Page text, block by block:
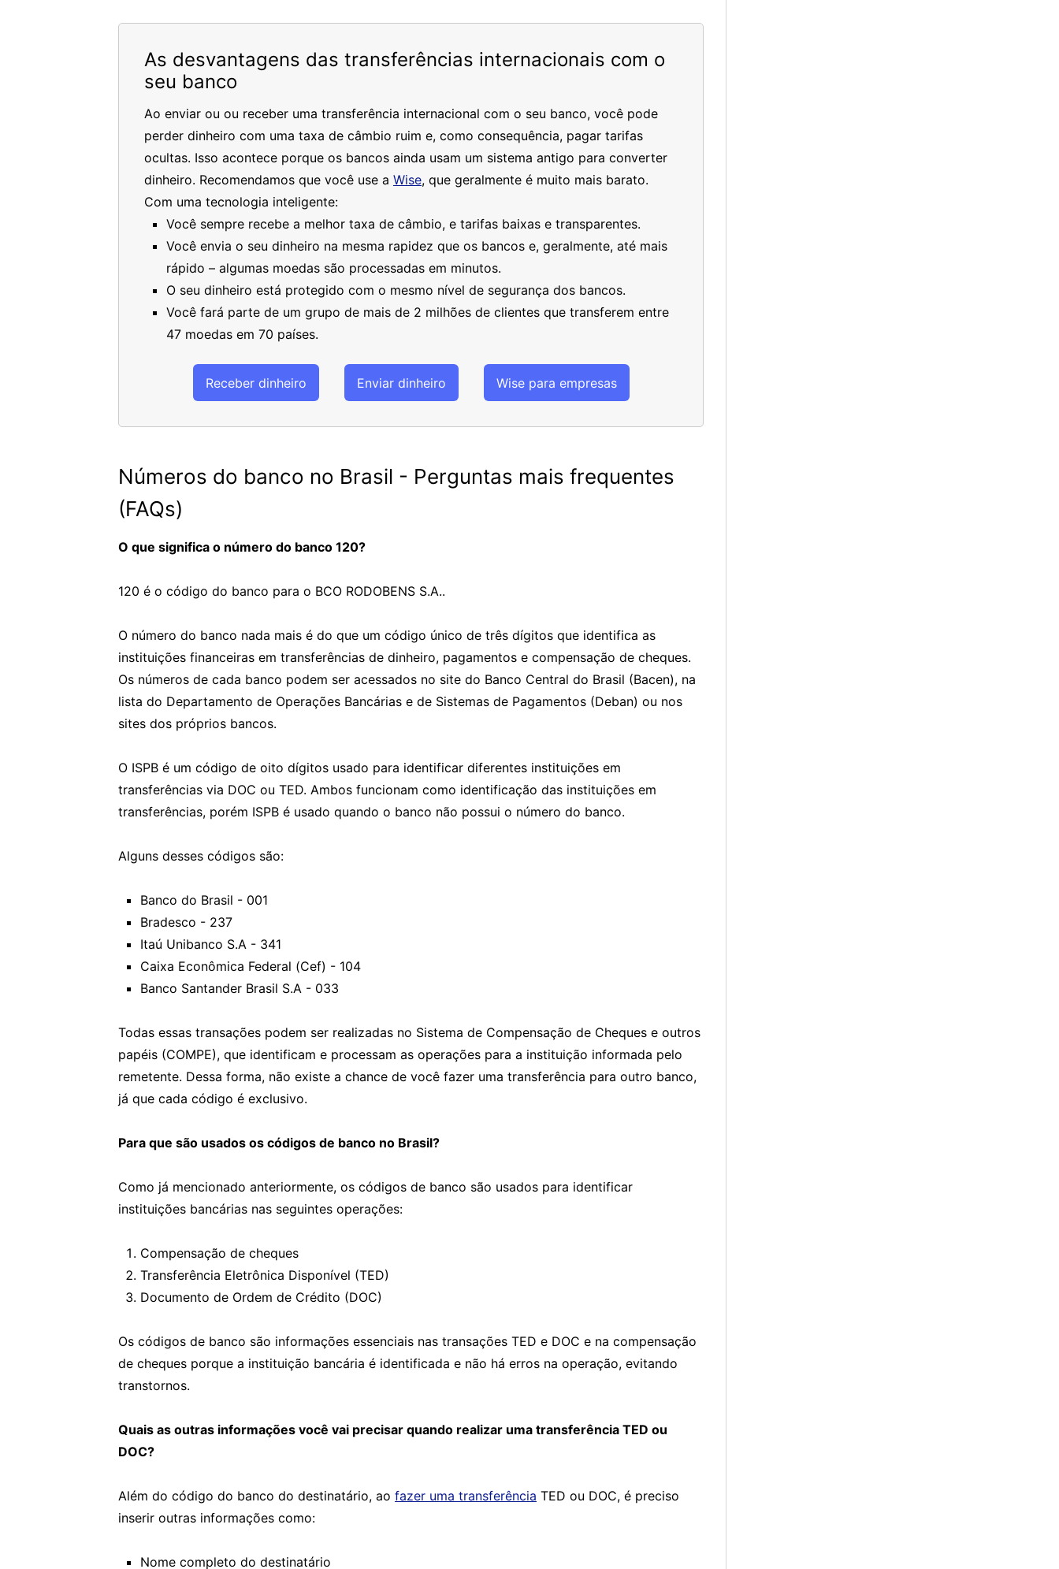
As desvantagens das transferências internacionais com o
seu banco
Ao enviar ou ou receber uma transferência internacional com o seu banco, você pode
perder dinheiro com uma taxa de câmbio ruim e, como consequência, pagar tarifas
ocultas. Isso acontece porque os bancos ainda usam um sistema antigo para converter
dinheiro. Recomendamos que você use a Wise, que geralmente é muito mais barato.
Com uma tecnologia inteligente:
Você sempre recebe a melhor taxa de câmbio, e tarifas baixas e transparentes.
Você envia o seu dinheiro na mesma rapidez que os bancos e, geralmente, até mais
rápido – algumas moedas são processadas em minutos.
O seu dinheiro está protegido com o mesmo nível de segurança dos bancos.
Você fará parte de um grupo de mais de 2 milhões de clientes que transferem entre
47 moedas em 70 países.
Receber dinheiro Enviar dinheiro Wise para empresas
Números do banco no Brasil - Perguntas mais frequentes
(FAQs)
O que significa o número do banco 120?
120 é o código do banco para o BCO RODOBENS S.A..
O número do banco nada mais é do que um código único de três dígitos que identifica as
instituições financeiras em transferências de dinheiro, pagamentos e compensação de cheques.
Os números de cada banco podem ser acessados no site do Banco Central do Brasil (Bacen), na
lista do Departamento de Operações Bancárias e de Sistemas de Pagamentos (Deban) ou nos
sites dos próprios bancos.
O ISPB é um código de oito dígitos usado para identificar diferentes instituições em
transferências via DOC ou TED. Ambos funcionam como identificação das instituições em
transferências, porém ISPB é usado quando o banco não possui o número do banco.
Alguns desses códigos são:
Banco do Brasil - 001
Bradesco - 237
Itaú Unibanco S.A - 341
Caixa Econômica Federal (Cef) - 104
Banco Santander Brasil S.A - 033
Todas essas transações podem ser realizadas no Sistema de Compensação de Cheques e outros
papéis (COMPE), que identificam e processam as operações para a instituição informada pelo
remetente. Dessa forma, não existe a chance de você fazer uma transferência para outro banco,
já que cada código é exclusivo.
Para que são usados os códigos de banco no Brasil?
Como já mencionado anteriormente, os códigos de banco são usados para identificar
instituições bancárias nas seguintes operações:
Compensação de cheques
Transferência Eletrônica Disponível (TED)
Documento de Ordem de Crédito (DOC)
Os códigos de banco são informações essenciais nas transações TED e DOC e na compensação
de cheques porque a instituição bancária é identificada e não há erros na operação, evitando
transtornos.
Quais as outras informações você vai precisar quando realizar uma transferência TED ou
DOC?
Além do código do banco do destinatário, ao fazer uma transferência TED ou DOC, é preciso
inserir outras informações como:
Nome completo do destinatário